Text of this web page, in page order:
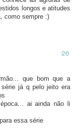
longos e atitudes
como sempre :)
que bom que a
já q pelo jeito era
ai ainda não li
essa série